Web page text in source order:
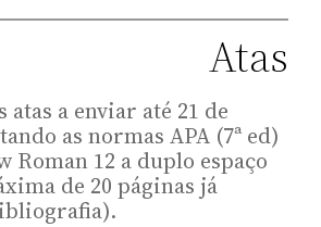
Atas
atas a enviar até 21 de
as normas APA (7ª ed)
Roman 12 a duplo espaço
de 20 páginas já